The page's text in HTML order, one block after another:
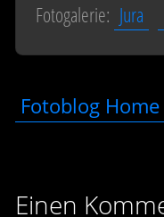
Fotogalerie: Jura
Fotoblog Home
Einen